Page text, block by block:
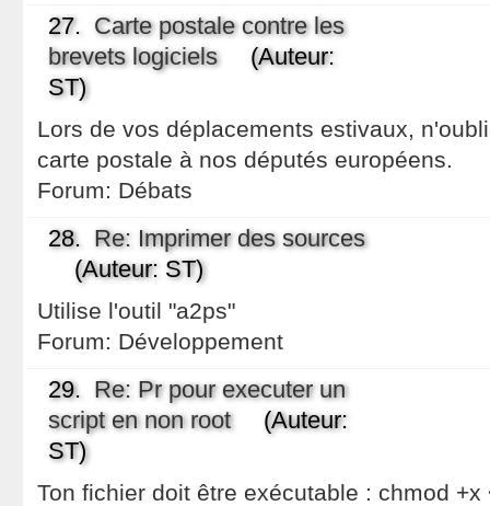
27. Carte postale contre les
brevets logiciels(Auteur:
ST)
Lors de vos déplacements estivaux,
carte postale à nos députés européens.
Forum: Débats
28. Re: Imprimer des sources
(Auteur: ST)
Utilise l'outil "a2ps"
Forum: Développement
29. Re: Pr pour executer un
script en non root(Auteur:
ST)
Ton fichier doit être exécutable : chmod